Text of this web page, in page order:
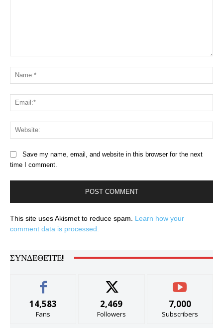
Save my name, email, and website in this browser for the next
time I comment.
This site uses Akismet to reduce spam. Learn how your
comment data is processed.
ΣΥΝΔΕΘΕΊΤΕ!
14,583
Fans
2,469
Followers
7,000
Subscribers